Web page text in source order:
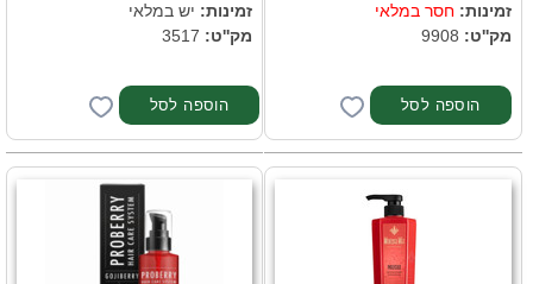
זמינות:חסר במלאי
מק''ט:
הוספה לסל
זמינות: יש במלאי
מק''ט: